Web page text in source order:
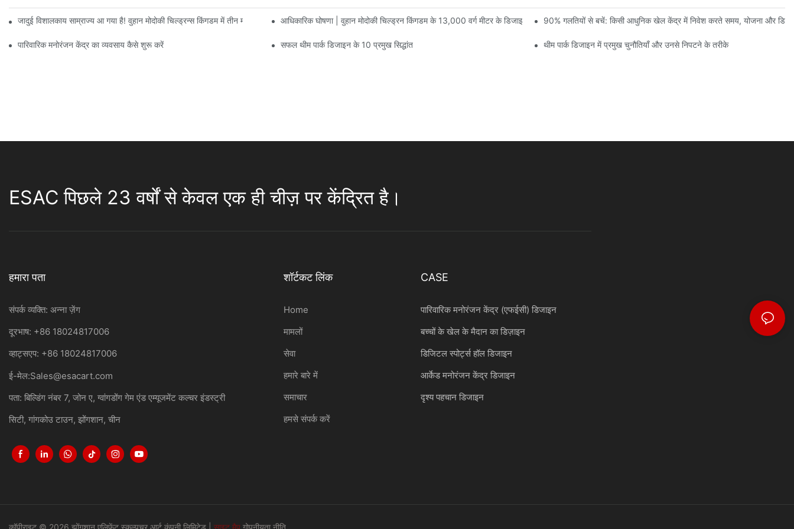
जादुई विशालकाय साम्राज्य आ गया है! वुहान मोदोकी चिल्ड्रन्स किंगडम में तीन मंजिलों पर मनोरंजन की सुविधाएं हैं जिनमें 60 से अधिक रोमांचक आकर्षण मौजूद हैं।
आधिकारिक घोषणा | वुहान मोदोकी चिल्ड्रन किंगडम के 13,000 वर्ग मीटर के डिजाइन और निर्माण प्रगति की पहली झलक90% गलतियों से बचें: किसी आधुनिक खेल केंद्र में निवेश करते समय, योजना और
पारिवारिक मनोरंजन केंद्र का व्यवसाय कैसे शुरू करें सफल थीम पार्क डिजाइन के 10 प्रमुख सिद्धांत थीम पार्क डिजाइन में प्रमुख चुनौतियाँ और उनसे निपटने के तरीके
ESAC पिछले 23 वर्षों से केवल एक ही चीज़ पर केंद्रित है।
हमारा पता
संपर्क व्यक्ति: अन्ना ज़ेंग
दूरभाष: +86 18024817006
व्हाट्सएप: +86 18024817006
ई-मेल:Sales@esacart.com
पता: बिल्डिंग नंबर 7, जोन ए, ग्वांगडोंग गेम एंड एम्यूजमेंट कल्चर इंडस्ट्री
सिटी, गांगकोउ टाउन, झोंगशान, चीन
शॉर्टकट लिंक
Home
मामलों
सेवा
हमारे बारे में
समाचार
हमसे संपर्क करें
CASE
पारिवारिक मनोरंजन केंद्र (एफईसी) डिजाइन
बच्चों के खेल के मैदान का डिज़ाइन
डिजिटल स्पोर्ट्स हॉल डिजाइन
आर्केड मनोरंजन केंद्र डिजाइन
दृश्य पहचान डिजाइन
कॉपीराइट © 2026 झोंगशान एलिफेंट स्कल्पचर आर्ट कंपनी लिमिटेड | साइट मैप गोपनीयता नीति